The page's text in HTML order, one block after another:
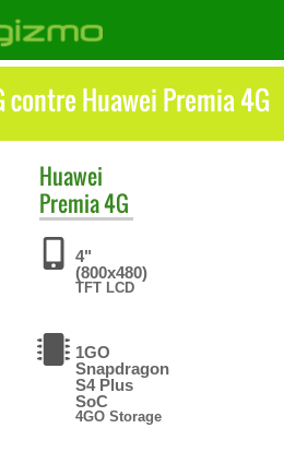
contre Huawei Premia 4G
Huawei
Premia 4G
4"
(800x480)
TFT LCD
1GO
Snapdragon
S4 Plus
SoC
4GO Storage